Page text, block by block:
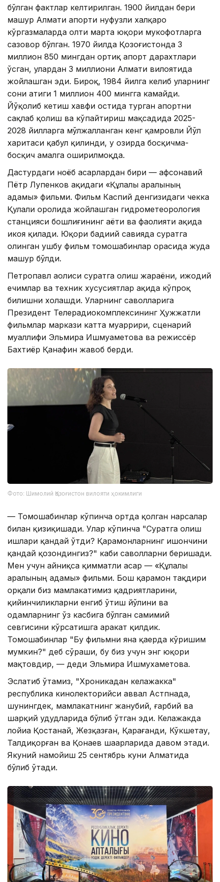
бўлган фактлар келтирилган. 1900 йилдан бери
машҳур Алмати апорти нуфузли халқаро
кўргазмаларда олти марта юқори мукофотларга
сазовор бўлган. 1970 йилда Қозоғистонда 3
миллион 850 мингдан ортиқ апорт дарахтлари
ўсган, улардан 3 миллиони Алмати вилоятида
жойлашган эди. Бироқ, 1984 йилга келиб уларнинг
сони атиги 1 миллион 400 мингга камайди.
Йўқолиб кетиш хавфи остида турган апортни
сақлаб қолиш ва кўпайтириш мақсадида 2025-
2028 йилларга мўлжалланган кенг қамровли Йўл
харитаси қабул қилинди, у ҳозирда босқичма-
босқич амалга оширилмоқда.
Дастурдаги ноёб асарлардан бири — афсонавий
Пётр Лупенков ҳақидаги «Құлалы аралының
адамы» фильми. Фильм Каспий денгизидаги чекка
Қулали оролида жойлашган гидрометеорология
станцияси бошлиғининг ҳаёти ва фаолияти ҳақида
ҳикоя қилади. Юқори бадиий савияда суратга
олинган ушбу фильм томошабинлар орасида жуда
машҳур бўлди.
Петропавл аҳолиси суратга олиш жараёни, ижодий
ечимлар ва техник хусусиятлар ҳақида кўпроқ
билишни хоҳлашди. Уларнинг саволларига
Президент Телерадиокомплексининг Ҳужжатли
фильмлар маркази катта муҳаррири, сценарий
муаллифи Эльмира Ишмуҳаметова ва режиссёр
Бахтиёр Қанафин жавоб берди.
Фото: Шимолий Қозоғистон вилояти ҳокимлиги
— Томошабинлар кўпинча ортда қолган нарсалар
билан қизиқишади. Улар кўпинча "Суратга олиш
ишлари қандай ўтди? Қаҳрамонларнинг ишончини
қандай қозондингиз?" каби саволларни беришади.
Мен учун айниқса қимматли асар — «Құлалы
аралының адамы» фильми. Бош қаҳрамон тақдири
орқали биз мамлакатимиз қадриятларини,
қийинчиликларни енгиб ўтиш йўлини ва
одамларнинг ўз касбига бўлган самимий
севгисини кўрсатишга ҳаракат қилдик.
Томошабинлар "Бу фильмни яна қаерда кўришим
мумкин?" деб сўраши, бу биз учун энг юқори
мақтовдир, — деди Эльмира Ишмухаметова.
Эслатиб ўтамиз, "Хроникадан келажакка"
республика кинолекторийси аввал Астпнада,
шунингдек, мамлакатнинг жанубий, ғарбий ва
шарқий ҳудудларида бўлиб ўтган эди. Келажакда
лойиҳа Қостанай, Жезқазған, Қарағанди, Кўкшетау,
Талдиқорған ва Қонаев шаҳарларида давом этади.
Якуний намойиш 25 сентябрь куни Алматида
бўлиб ўтади.